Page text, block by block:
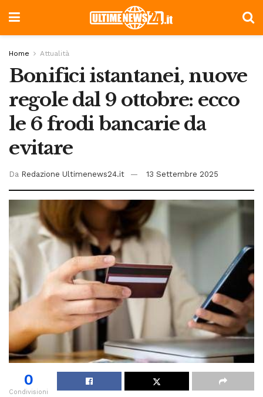
Home Attualità
Bonifici istantanei, nuove
regole dal 9 ottobre: ecco
le 6 frodi bancarie da
evitare
Da Redazione Ultimenews24.it 13 Settembre 2025
0
Condivisioni